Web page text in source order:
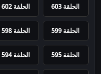
الحلقة 603 الحلقة 602
الحلقة 599 الحلقة 598
الحلقة 595 الحلقة 594